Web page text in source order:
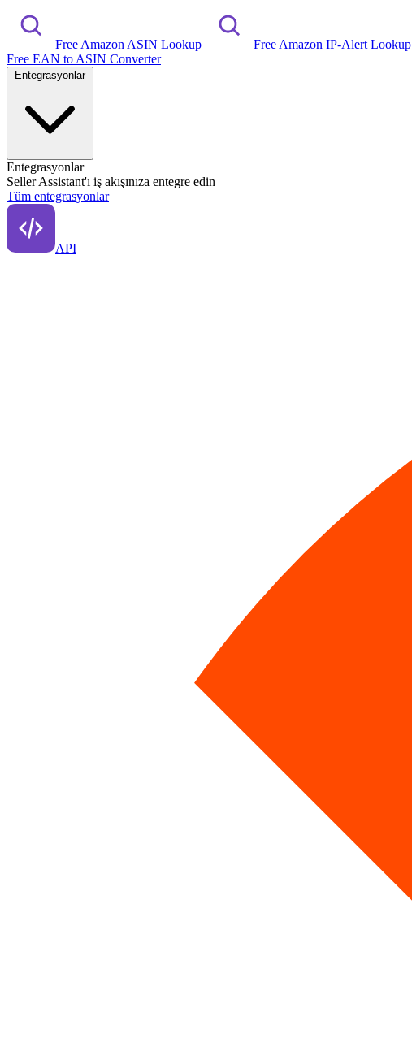
Free Amazon ASIN Lookup Free Amazon IP-Alert Lookup
Free EAN to ASIN Converter
Entegrasyonlar
Entegrasyonlar
Seller Assistant'ı iş akışınıza entegre edin
Tüm entegrasyonlar
API